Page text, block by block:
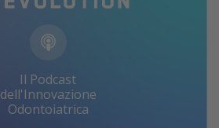
Il Podcast
dell'Innovazione
Odontoiatrica